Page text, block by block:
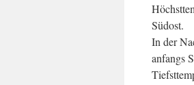
Südost.
In der
anfangs